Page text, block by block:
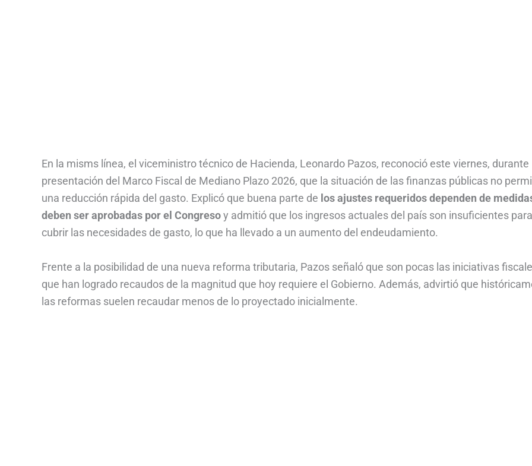
En la misms línea, el viceministro técnico de Hacienda, Leonardo Pazos, reconoció este viernes, durante
presentación del Marco Fiscal de Mediano Plazo 2026, que la situación de las finanzas públicas no
una reducción rápida del gasto. Explicó que buena parte de los ajustes requeridos dependen de
deben ser aprobadas por el Congresoy admitió que los ingresos actuales del país son insuficientes para
cubrir las necesidades de gasto, lo que ha llevado a un aumento del endeudamiento.
Frente a la posibilidad de una nueva reforma tributaria, Pazos señaló que son pocas las iniciativas
que han logrado recaudos de la magnitud que hoy requiere el Gobierno. Además, advirtió que
las reformas suelen recaudar menos de lo proyectado inicialmente.